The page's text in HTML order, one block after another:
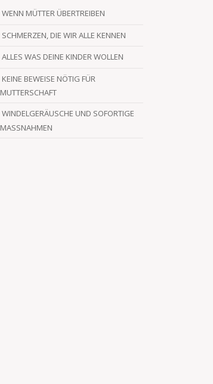
WENN MÜTTER ÜBERTREIBEN
SCHMERZEN, DIE WIR ALLE KENNEN
ALLES WAS DEINE KINDER WOLLEN
KEINE BEWEISE NÖTIG FÜR
MUTTERSCHAFT
WINDELGERÄUSCHE UND SOFORTIGE
MASSNAHMEN